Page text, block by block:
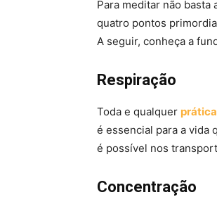
Para meditar não
quatro pontos
A seguir, conheça a
Respiração
Toda e qualquer
é essencial para a vida
é possível nos
Concentração